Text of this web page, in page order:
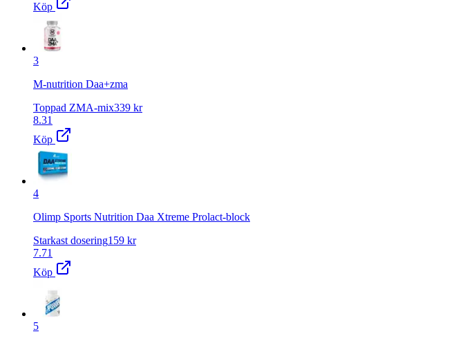
Köp
3
M-nutrition Daa+zma
Toppad ZMA-mix339 kr
8.31
Köp
4
Olimp Sports Nutrition Daa Xtreme Prolact-block
Starkast dosering159 kr
7.71
Köp
5